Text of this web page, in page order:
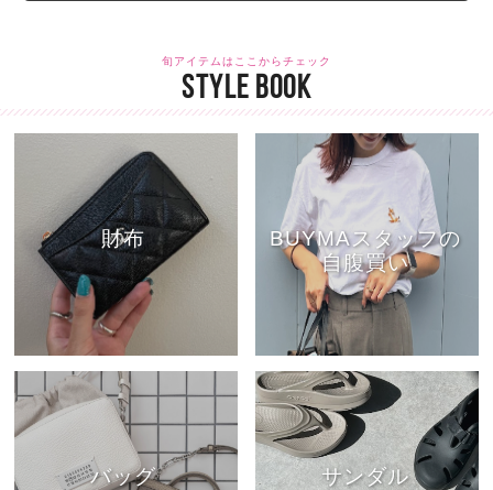
旬アイテムはここからチェック
STYLE BOOK
財布
BUYMAスタッフの
自腹買い
バッグ サンダル